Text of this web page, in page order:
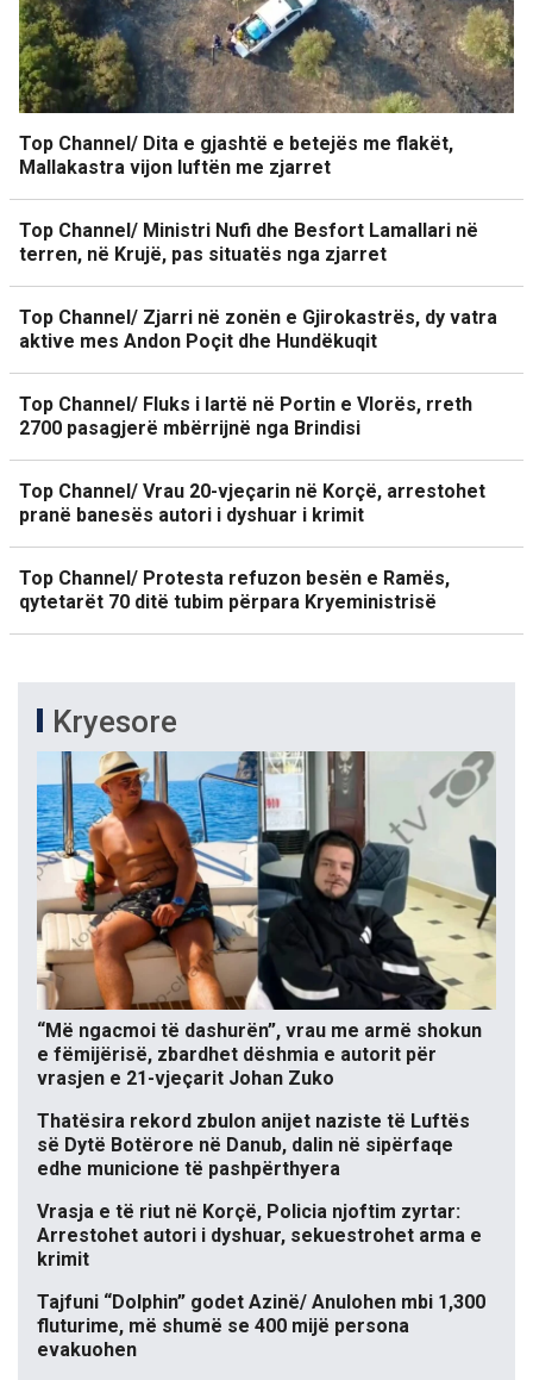
Top Channel/ Dita e gjashtë e betejës me flakët,
Mallakastra vijon luftën me zjarret
Top Channel/ Ministri Nufi dhe Besfort Lamallari në
terren, në Krujë, pas situatës nga zjarret
Top Channel/ Zjarri në zonën e Gjirokastrës, dy vatra
aktive mes Andon Poçit dhe Hundëkuqit
Top Channel/ Fluks i lartë në Portin e Vlorës, rreth
2700 pasagjerë mbërrijnë nga Brindisi
Top Channel/ Vrau 20-vjeçarin në Korçë, arrestohet
pranë banesës autori i dyshuar i krimit
Top Channel/ Protesta refuzon besën e Ramës,
qytetarët 70 ditë tubim përpara Kryeministrisë
Kryesore
“Më ngacmoi të dashurën”, vrau me armë shokun
e fëmijërisë, zbardhet dëshmia e autorit për
vrasjen e 21-vjeçarit Johan Zuko
Thatësira rekord zbulon anijet naziste të Luftës
së Dytë Botërore në Danub, dalin në sipërfaqe
edhe municione të pashpërthyera
Vrasja e të riut në Korçë, Policia njoftim zyrtar:
Arrestohet autori i dyshuar, sekuestrohet arma e
krimit
Tajfuni “Dolphin” godet Azinë/ Anulohen mbi 1,300
fluturime, më shumë se 400 mijë persona
evakuohen